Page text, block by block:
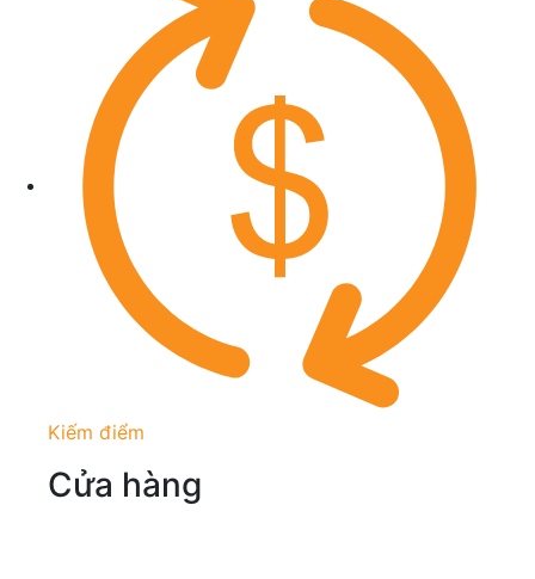
Kiếm điểm
Cửa hàng